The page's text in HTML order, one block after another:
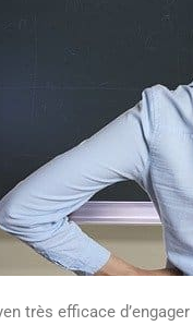
très efficace